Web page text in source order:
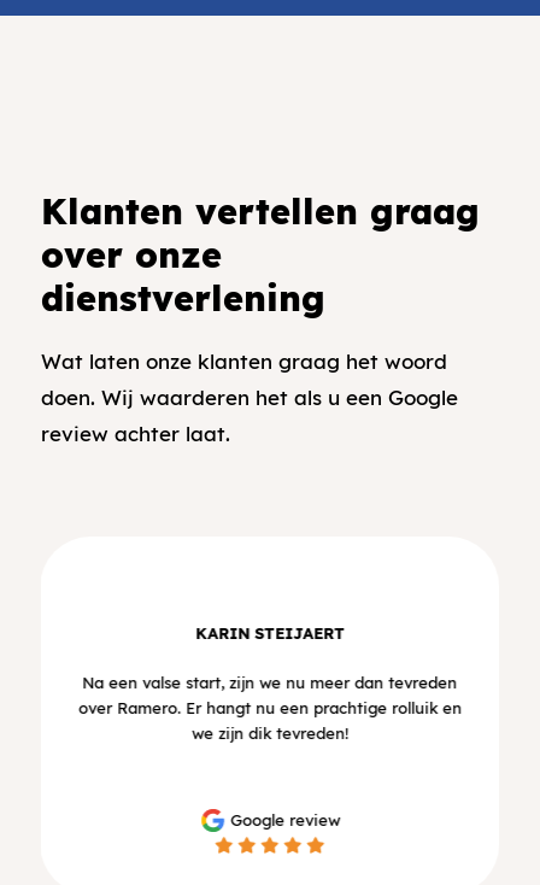
Klanten vertellen graag
over onze
dienstverlening
Wat laten onze klanten graag het woord
doen. Wij waarderen het als u een Google
review achter laat.
KARIN STEIJAERT
Na een valse start, zijn we nu meer dan tevreden
over Ramero. Er hangt nu een prachtige rolluik en
we zijn dik tevreden!
Google review